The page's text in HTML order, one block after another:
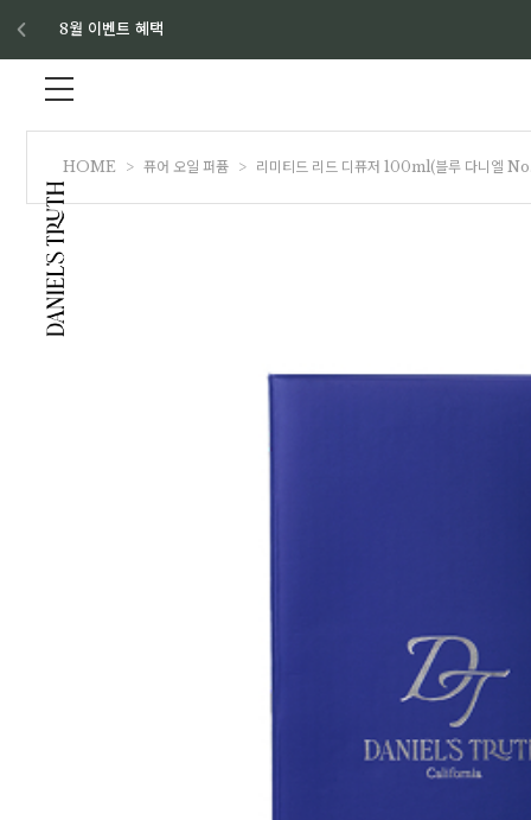
8월 이벤트 혜택
HOME > 퓨어 오일 퍼퓸 > 리미티드 리드 디퓨저 100ml(블루 다니엘